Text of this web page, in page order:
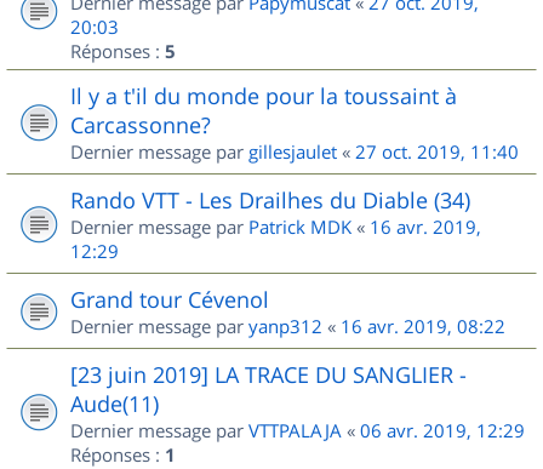
20:03
Réponses : 5
Il y a t'il du monde pour la toussaint à
Carcassonne?
Dernier message par gillesjaulet « 27 oct. 2019, 11:40
Rando VTT - Les Drailhes du Diable (34)
Dernier message par Patrick MDK « 16 avr. 2019,
12:29
Grand tour Cévenol
Dernier message par yanp312 « 16 avr. 2019, 08:22
[23 juin 2019] LA TRACE DU SANGLIER -
Aude(11)
Dernier message par VTTPALAJA « 06 avr. 2019, 12:29
Réponses : 1